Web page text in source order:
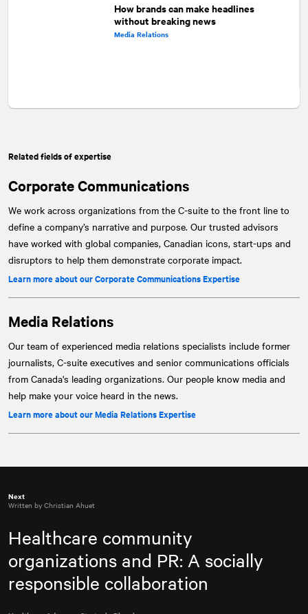
How brands can make headlines
without breaking news
Media Relations
Related fields of expertise
Corporate Communications
We work across organizations from the C-suite to the front line to
define a company’s narrative and purpose. Our trusted advisors
have worked with global companies, Canadian icons, start-ups and
disruptors to help them demonstrate corporate impact.
Learn more about our Corporate Communications Expertise
Media Relations
Our team of experienced media relations specialists include former
journalists, C-suite executives and senior communications officials
from Canada's leading organizations. Our people know media and
help make your voice heard in the news.
Learn more about our Media Relations Expertise
Next
Written by Christian Ahuet
Healthcare community
organizations and PR: A socially
responsible collaboration